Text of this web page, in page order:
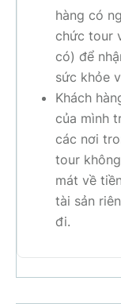
hàng có
chức tour
có) để
sức khỏe
Khách
của mình
các nơi
tour
mát về
tài sản
đi.